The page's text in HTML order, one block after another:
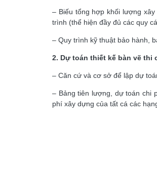
– Biếu tổng hợp khối lượng
trình (thể hiện đầy đủ các quy
– Quy trình kỹ thuật bảo hành,
2. Dự toán thiết kế bàn vẽ thi
– Căn cứ và cơ sở để lập dự
– Bảng tiên lượng, dự toán chi
phí xây dựng của tất cá các